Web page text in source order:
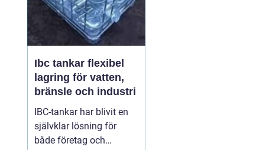
Ibc tankar flexibel
lagring för vatten,
bränsle och industri
IBC-tankar har blivit en
självklar lösning för
både företag och